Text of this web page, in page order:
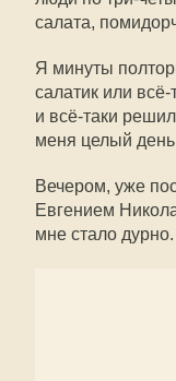
салата,
Я минуты
салатик или
и всё-таки
меня целый
Вечером, уже
Евгением
мне стало дурно.